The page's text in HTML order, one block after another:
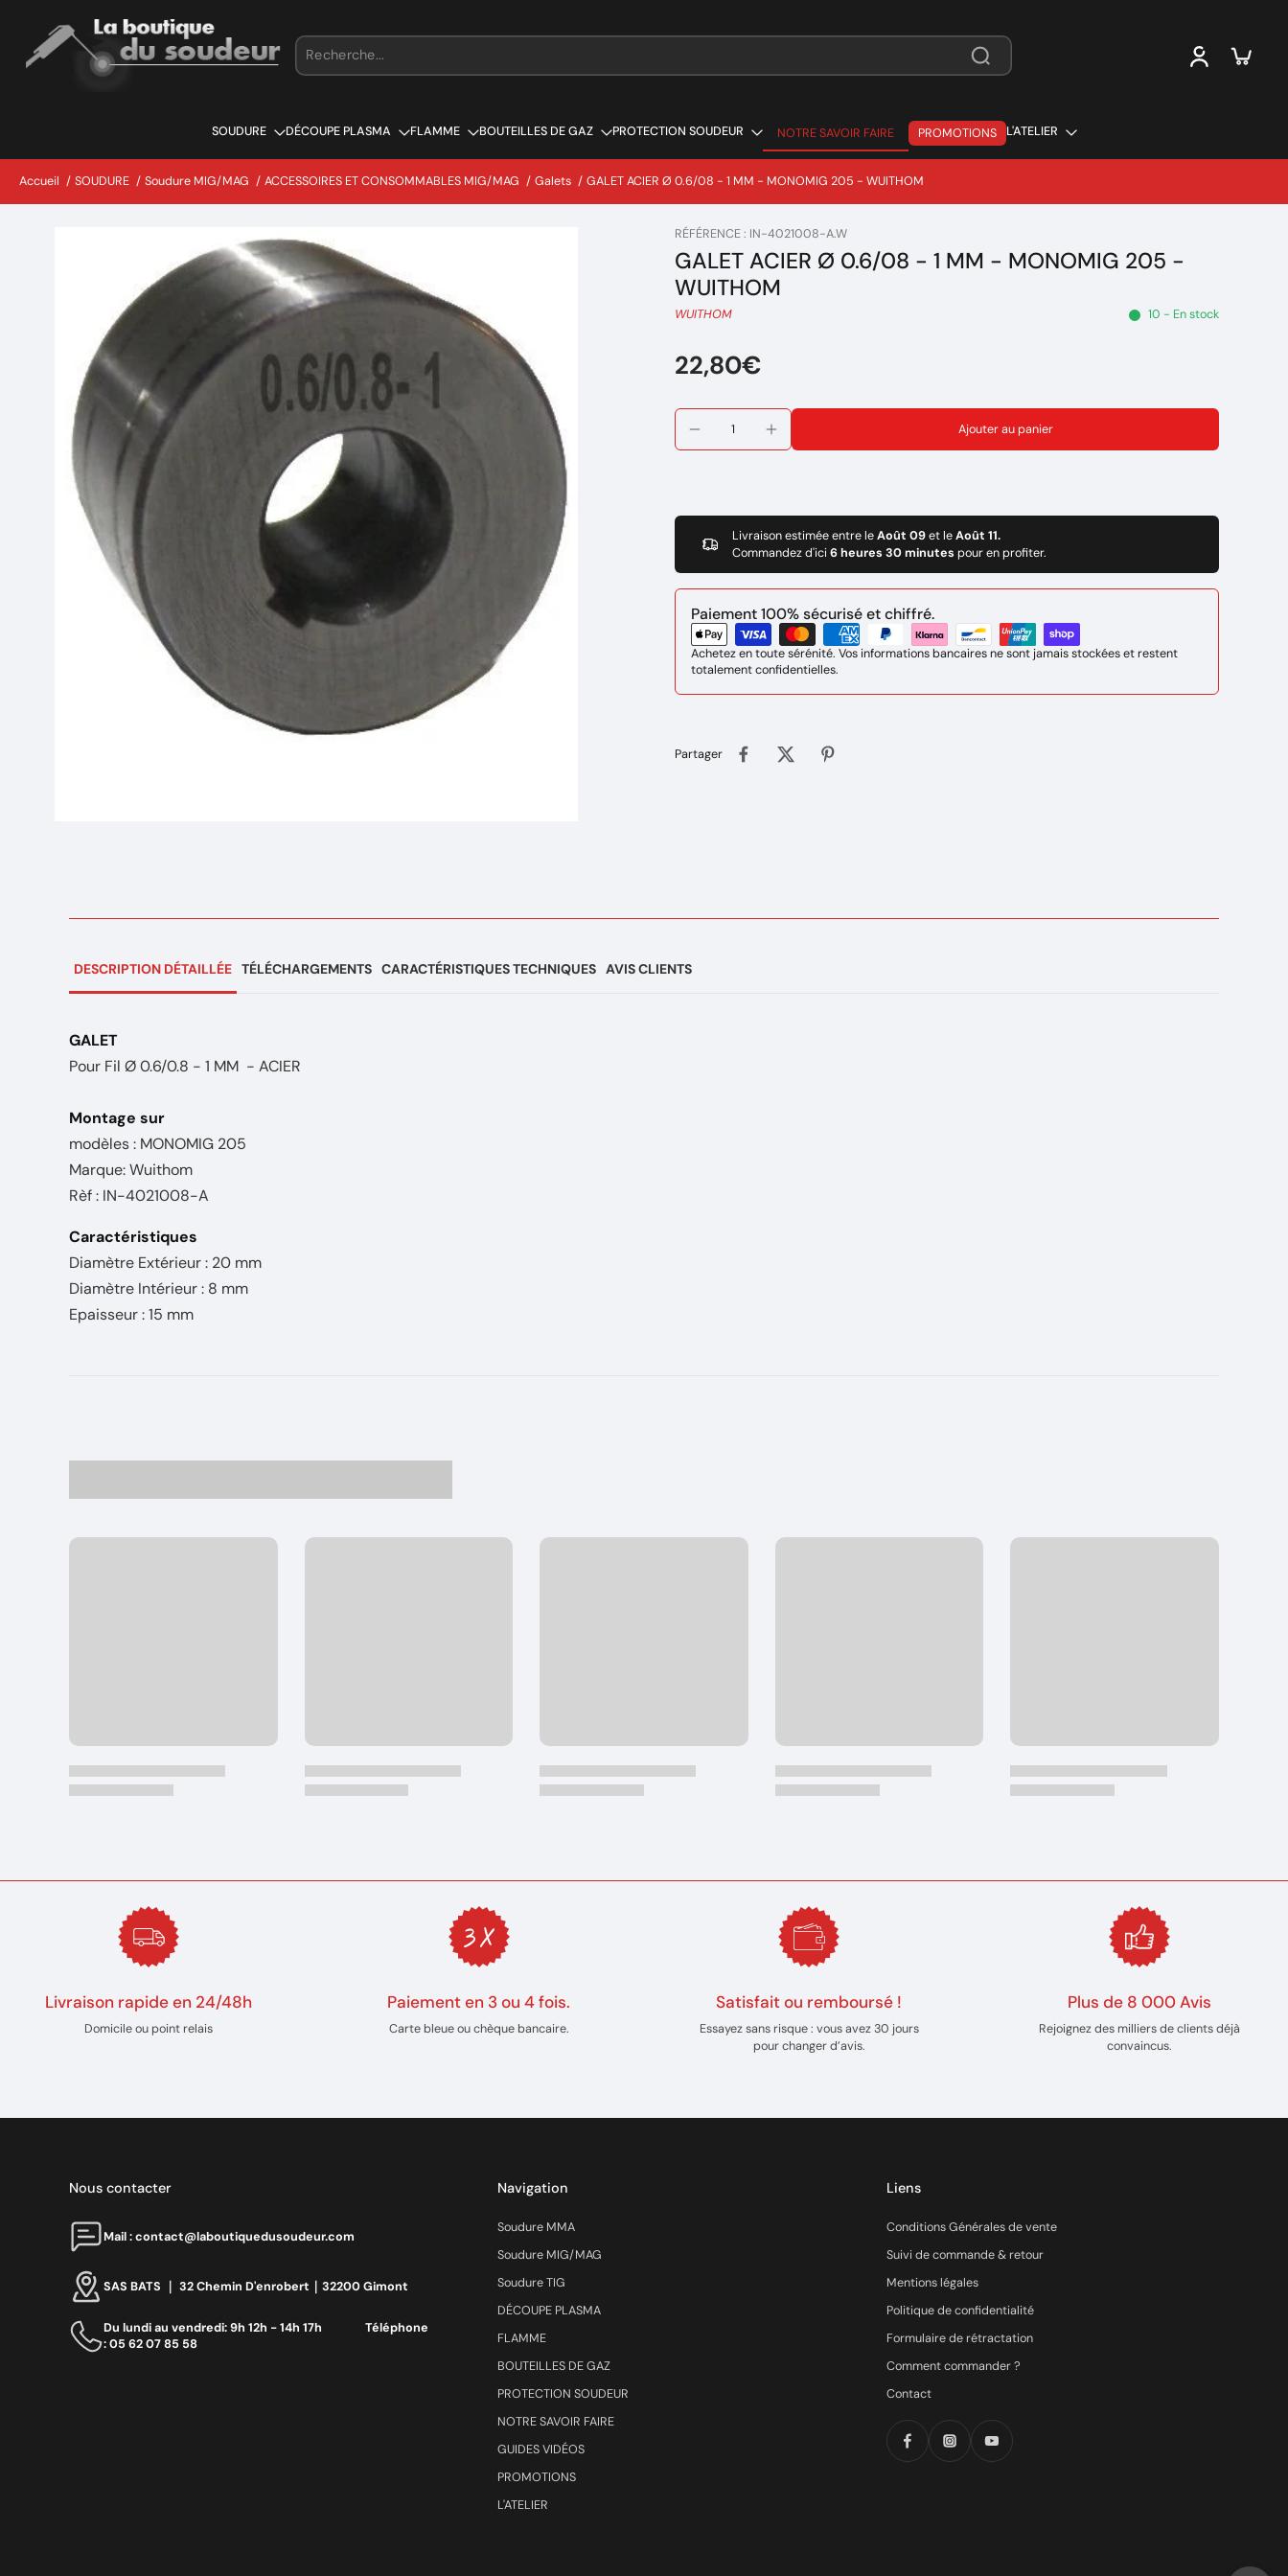
contenu
SOUDURE DÉCOUPE PLASMA FLAMME BOUTEILLES DE GAZ PROTECTION SOUDEUR
NOTRE SAVOIR FAIRE
NOTRE SAVOIR FAIRE
PROMOTIONS L'ATELIER
Accueil / SOUDURE / Soudure MIG/MAG / ACCESSOIRES ET CONSOMMABLES MIG/MAG / Galets / GALET ACIER Ø 0.6/08 - 1 MM - MONOMIG 205 - WUITHOM
RÉFÉRENCE : IN-4021008-A.W
GALET ACIER Ø 0.6/08 - 1 MM - MONOMIG 205 -
WUITHOM
WUITHOM 10 - En stock
22,80€
Ajouter au panier
Livraison estimée entre leAoût 09et leAoût 11.
Commandez d'ici6 heures 30 minutes pour en profiter.
Paiement 100% sécurisé et chiffré.
Achetez en toute sérénité. Vos informations bancaires ne sont jamais stockées et restent
totalement confidentielles.
Partager
DESCRIPTION DÉTAILLÉE TÉLÉCHARGEMENTS CARACTÉRISTIQUES TECHNIQUES AVIS CLIENTS
GALET
Pour Fil Ø 0.6/0.8 - 1 MM - ACIER
Montage sur
modèles : MONOMIG 205
Marque: Wuithom
Rèf : IN-4021008-A
Caractéristiques
Diamètre Extérieur : 20 mm
Diamètre Intérieur : 8 mm
Epaisseur : 15 mm
Livraison rapide en 24/48h
Domicile ou point relais
Paiement en 3 ou 4 fois.
Carte bleue ou chèque bancaire.
Satisfait ou remboursé !
Essayez sans risque : vous avez 30 jours
pour changer d’avis.
Plus de 8 000 Avis
Rejoignez des milliers de clients déjà
convaincus.
Nous contacter
Mail : contact@laboutiquedusoudeur.com
SAS BATS ｜ 32 Chemin D'enrobert｜32200 Gimont
Du lundi au vendredi: 9h 12h - 14h 17h ‎ ‎ ‎ ‎ ‎ ‎ ‎ ‎ ‎ ‎ ‎ ‎ ‎ ‎‎ Téléphone
: 05 62 07 85 58
Navigation
Soudure MMA
Soudure MIG/MAG
Soudure TIG
DÉCOUPE PLASMA
FLAMME
BOUTEILLES DE GAZ
PROTECTION SOUDEUR
NOTRE SAVOIR FAIRE
GUIDES VIDÉOS
PROMOTIONS
L'ATELIER
Liens
Conditions Générales de vente
Suivi de commande & retour
Mentions légales
Politique de confidentialité
Formulaire de rétractation
Comment commander ?
Contact